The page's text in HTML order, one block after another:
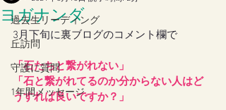
過去生リーディング
丘訪問
守護に質問
1年間メッセージ
ヨガナンダ
3月下旬に裏ブログのコメント欄で
「石たちと繋がれない」
「石と繋がれてるのか分からない人はど
うすれば良いですか？」